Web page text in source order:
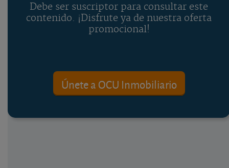
Debe ser suscriptor para consultar este
contenido. ¡Disfrute ya de nuestra oferta
promocional!
Únete a OCU Inmobiliario